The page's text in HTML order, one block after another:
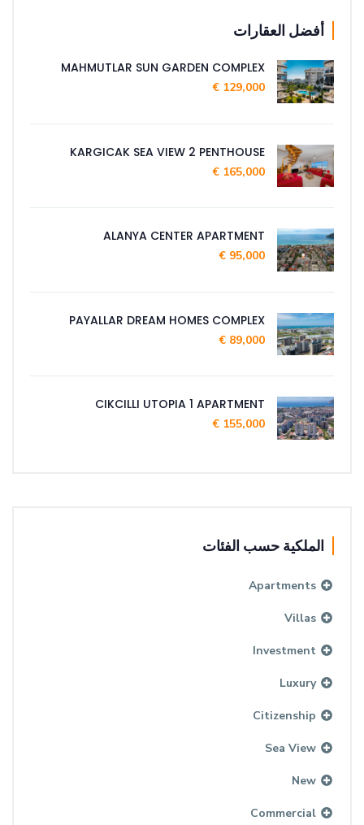
أفضل العقارات
MAHMUTLAR SUN GARDEN COMPLEX
129,000 €
KARGICAK SEA VIEW 2 PENTHOUSE
165,000 €
ALANYA CENTER APARTMENT
95,000 €
PAYALLAR DREAM HOMES COMPLEX
89,000 €
CIKCILLI UTOPIA 1 APARTMENT
155,000 €
الملكية حسب الفئات
Luxury